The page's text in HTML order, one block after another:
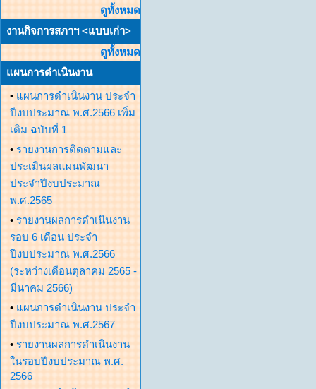
ดูทั้งหมด
งานกิจการสภาฯ <แบบเก่า>
ดูทั้งหมด
แผนการดำเนินงาน
• แผนการดำเนินงาน ประจำ
ปีงบประมาณ พ.ศ.2566 เพิ่ม
เติม ฉบับที่ 1
• รายงานการติดตามและ
ประเมินผลแผนพัฒนา
ประจำปีงบประมาณ
พ.ศ.2565
• รายงานผลการดำเนินงาน
รอบ 6 เดือน ประจำ
ปีงบประมาณ พ.ศ.2566
(ระหว่างเดือนตุลาคม 2565 -
มีนาคม 2566)
• แผนการดำเนินงาน ประจำ
ปีงบประมาณ พ.ศ.2567
• รายงานผลการดำเนินงาน
ในรอบปีงบประมาณ พ.ศ.
2566